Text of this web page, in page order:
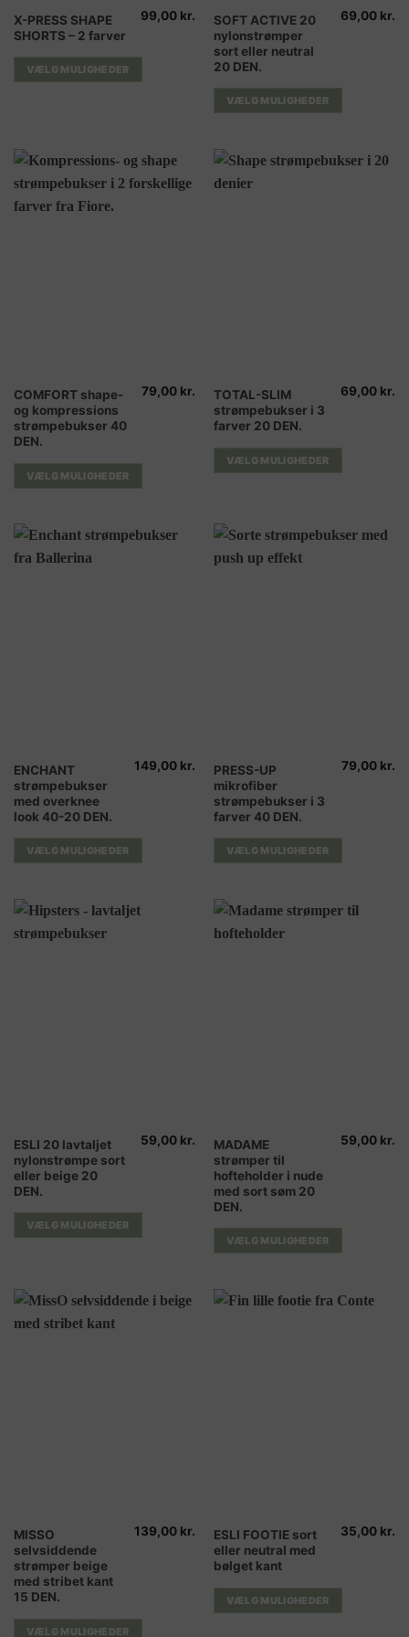
X-PRESS SHAPE
SHORTS – 2 farver
99,00 kr.
VÆLG MULIGHEDER
Dette
vare
har
flere
vælges
varesiden
SOFT ACTIVE 20
nylonstrømper
sort eller neutral
20 DEN.
69,00 kr.
VÆLG MULIGHEDER
Dette
vare
har
flere
varianter.
Mulighederne
vælges
varesiden
COMFORT shape-
og kompressions
strømpebukser 40
DEN.
79,00 kr.
VÆLG MULIGHEDER
Dette
vare
har
varianter.
Mulighederne
vælges
varesiden
TOTAL-SLIM
strømpebukser i 3
farver 20 DEN.
69,00 kr.
VÆLG MULIGHEDER
Dette
vare
har
flere
varianter.
vælges
varesiden
ENCHANT
strømpebukser
med overknee
look 40-20 DEN.
149,00 kr.
VÆLG MULIGHEDER
Dette
vare
har
flere
varianter.
Mulighederne
vælges
varesiden
PRESS-UP
mikrofiber
strømpebukser i 3
farver 40 DEN.
79,00 kr.
VÆLG MULIGHEDER
Dette
vare
har
flere
varianter.
Mulighederne
vælges
varesiden
ESLI 20 lavtaljet
nylonstrømpe sort
eller beige 20
DEN.
59,00 kr.
VÆLG MULIGHEDER
Dette
vare
har
flere
varianter.
Mulighederne
på
varesiden
MADAME
strømper til
hofteholder i nude
med sort søm 20
DEN.
59,00 kr.
VÆLG MULIGHEDER
Dette
vare
har
flere
Mulighederne
kan
på
MISSO
selvsiddende
strømper beige
med stribet kant
15 DEN.
139,00 kr.
VÆLG MULIGHEDER
Dette
vare
har
flere
Mulighederne
ESLI FOOTIE sort
eller neutral med
bølget kant
35,00 kr.
VÆLG MULIGHEDER
Dette
vare
har
flere
varianter.